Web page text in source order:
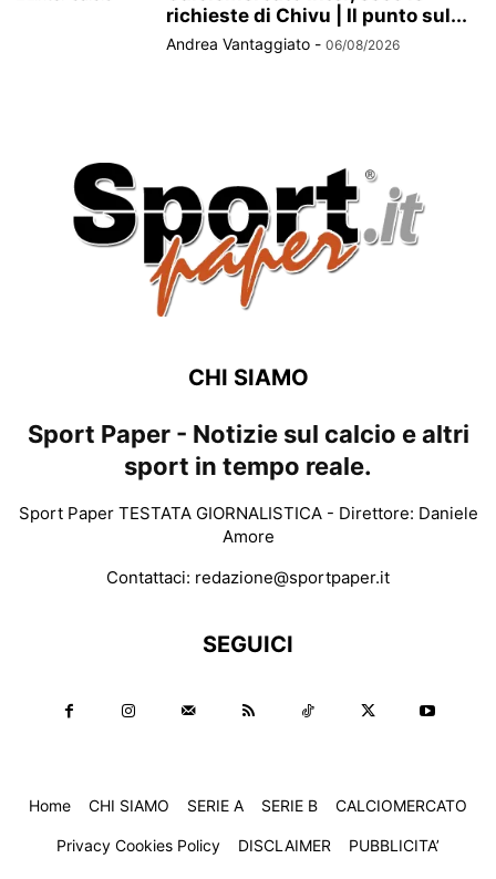
richieste di Chivu | Il punto sul...
Andrea Vantaggiato - 06/08/2026
CHI SIAMO
Sport Paper - Notizie sul calcio e altri
sport in tempo reale.
Sport Paper TESTATA GIORNALISTICA - Direttore: Daniele
Amore
Contattaci: redazione@sportpaper.it
SEGUICI
Home CHI SIAMO SERIE A SERIE B CALCIOMERCATO
Privacy Cookies Policy DISCLAIMER PUBBLICITA’